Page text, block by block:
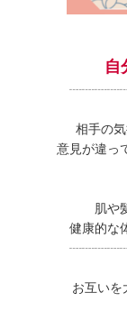
自
相手の
意見が違っ
肌や
健康的な
お互いを